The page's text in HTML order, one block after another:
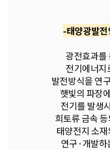
-태양광발
광전효과를
전기에너지
발전방식을 연
햇빛의 파장
전기를 발생
희토류 금속
태양전지 소
연구·개발